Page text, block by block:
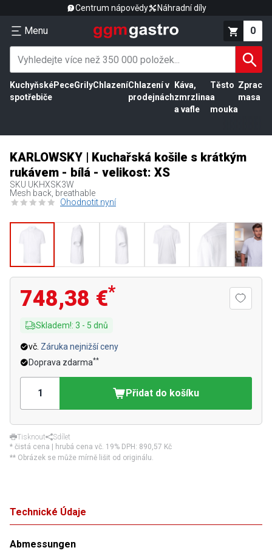
Centrum nápovědy Náhradní díly
Menu 0
Kuchyňské
spotřebiče
PeceGrilyChlazeníChlazení v
prodejnách
Káva,
zmrzlina
a vafle
Těsto
a
mouka
masa
KARLOWSKY | Kuchařská košile s krátkým
rukávem - bílá - velikost: XS
SKU UKHXSK3W
Mesh back, breathable
Ohodnotit nyní
748,38 €*
Skladem!: 3 - 5 dnů
vč. Záruka nejnižší ceny
Doprava zdarma**
Přidat do košíku
Tisknout
Sdílet
* čistá cena | hrubá cena vč. 19% DPH: 890,57 Kč
** Obrázek se může mírně lišit od originálu.
Technické Údaje
Abmessungen